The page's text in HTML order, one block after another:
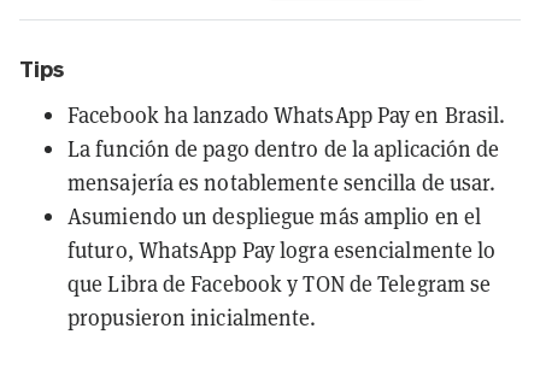
Tips
Facebook ha lanzado WhatsApp Pay en Brasil.
La función de pago dentro de la aplicación de
mensajería es notablemente sencilla de usar.
Asumiendo un despliegue más amplio en el
futuro, WhatsApp Pay logra esencialmente lo
que Libra de Facebook y TON de Telegram se
propusieron inicialmente.